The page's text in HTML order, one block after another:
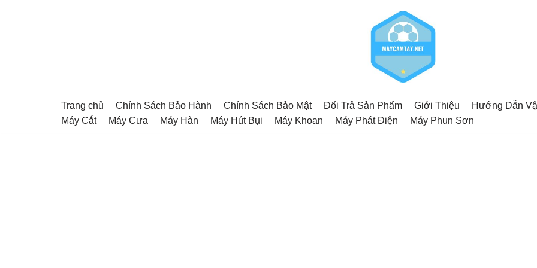
Trang chủ Chính Sách Bảo Hành Chính Sách Bảo Mật Đổi Trả Sản Phẩm Giới Thiệu Hướng Dẫn
Máy Cắt
Máy Cưa Máy Hàn Máy Hút Bụi Máy Khoan Máy Phát Điện Máy Phun Sơn